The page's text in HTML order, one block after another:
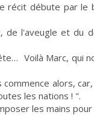
récit débute par le
l'aveugle et du
Voilà Marc, qui
alors,
les nations ! ".
les mains